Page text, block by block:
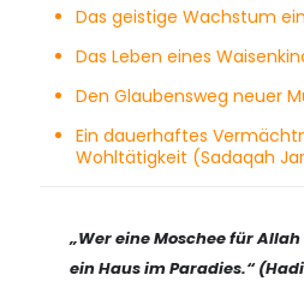
Das geistige Wachstum
Das Leben eines
Den Glaubensweg neuer
Ein dauerhaftes
Wohltätigkeit (Sadaqah
„Wer eine Moschee für
ein Haus im Paradies.“